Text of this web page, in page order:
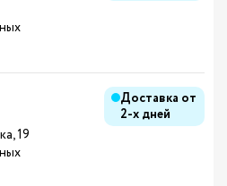
Доставка от
2-х дней
19